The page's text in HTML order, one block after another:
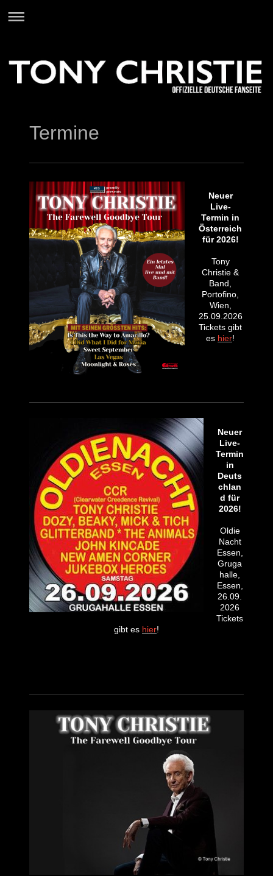
Termine
Neuer
Live-
Termin in
Österreich
für 2026!
Tony
Christie &
Band,
Portofino,
Wien,
25.09.2026
Tickets gibt
es hier!
Neuer
Live-
Termin
in
Deuts
chlan
d für
2026!
Oldie
Nacht
Essen,
Gruga
halle,
Essen,
26.09.
2026
Tickets
gibt es hier!